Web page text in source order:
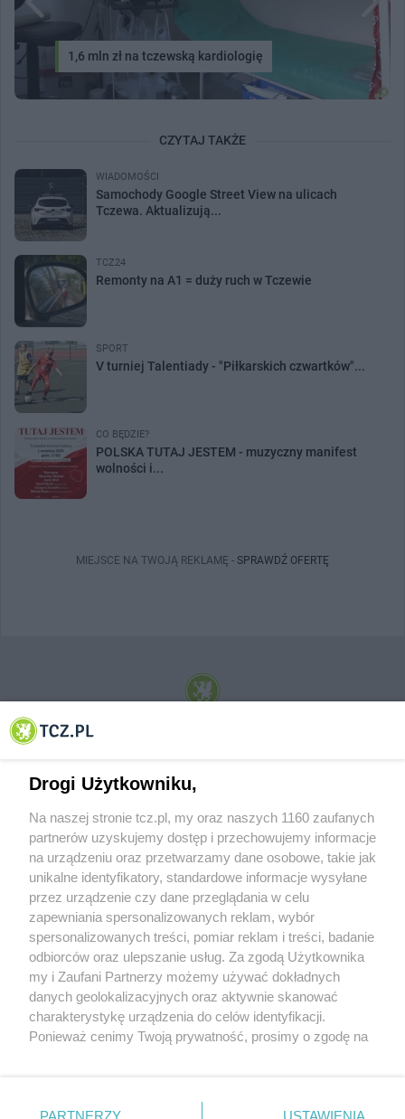
1,6 mln zł na tczewską kardiologię
CZYTAJ TAKŻE
WIADOMOŚCI
Samochody Google Street View na ulicach
Tczewa. Aktualizują...
TCZ24
Remonty na A1 = duży ruch w Tczewie
SPORT
V turniej Talentiady - "Piłkarskich czwartków"...
CO BĘDZIE?
POLSKA TUTAJ JESTEM - muzyczny manifest
wolności i...
MIEJSCE NA TWOJĄ REKLAMĘ - SPRAWDŹ OFERTĘ
© 2001-2026 Tczew - TCZ.PL Sp. z o.o. Internetowy Serwis Informacyjny Miasta
O FIRMIE POLITYKA PRYWATNOŚCI HOSTING
REKLAMA WSPÓŁPRACA RSS FACEBOOK KONTAKT
Nasze serwisy
Aktualności
Tcz24
Muzyka i kultura
Archiwum wydarzeń
Drogi Użytkowniku,
Na naszej stronie tcz.pl, my oraz naszych 1160 zaufanych
partnerów uzyskujemy dostęp i przechowujemy informacje
na urządzeniu oraz przetwarzamy dane osobowe, takie jak
unikalne identyfikatory, standardowe informacje wysyłane
przez urządzenie czy dane przeglądania w celu
zapewniania spersonalizowanych reklam, wybór
spersonalizowanych treści, pomiar reklam i treści, badanie
odbiorców oraz ulepszanie usług. Za zgodą Użytkownika
my i Zaufani Partnerzy możemy używać dokładnych
danych geolokalizacyjnych oraz aktywnie skanować
charakterystykę urządzenia do celów identyfikacji.
Ponieważ cenimy Twoją prywatność, prosimy o zgodę na
PARTNERZY USTAWIENIA